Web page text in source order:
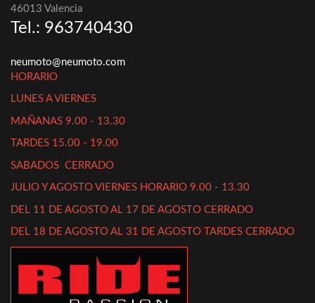
46013 Valencia
Tel.: 963740430
neumoto@neumoto.com
HORARIO
LUNES A VIERNES
MAÑANAS 9.00 - 13.30
TARDES 15.00 - 19.00
SABADOS CERRADO
JULIO Y AGOSTO VIERNES HORARIO 9.00 - 13.30
DEL 11 DE AGOSTO AL 17 DE AGOSTO CERRADO
DEL 18 DE AGOSTO AL 31 DE AGOSTO TARDES CERRADO